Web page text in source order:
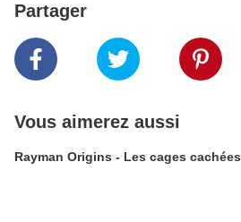
Partager
Vous aimerez aussi
Rayman Origins - Les cages cachées